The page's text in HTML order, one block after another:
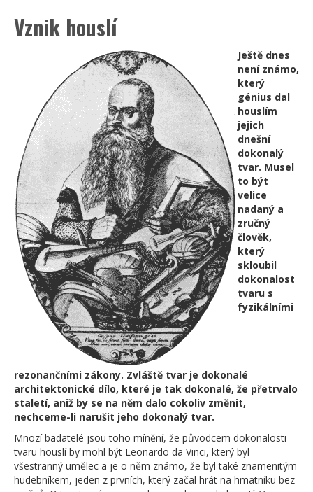
Vznik houslí
Ještě dnes
není známo,
který
génius dal
houslím
jejich
dnešní
dokonalý
tvar. Musel
to být
velice
nadaný a
zručný
člověk,
který
skloubil
dokonalost
tvaru s
fyzikálními
rezonančními zákony. Zvláště tvar je dokonalé
architektonické dílo, které je tak dokonalé, že přetrvalo
staletí, aniž by se na něm dalo cokoliv změnit,
nechceme-li narušit jeho dokonalý tvar.
Mnozí badatelé jsou toho mínění, že původcem dokonalosti
tvaru houslí by mohl být Leonardo da Vinci, který byl
všestranný umělec a je o něm známo, že byl také znamenitým
hudebníkem, jeden z prvních, který začal hrát na hmatníku bez